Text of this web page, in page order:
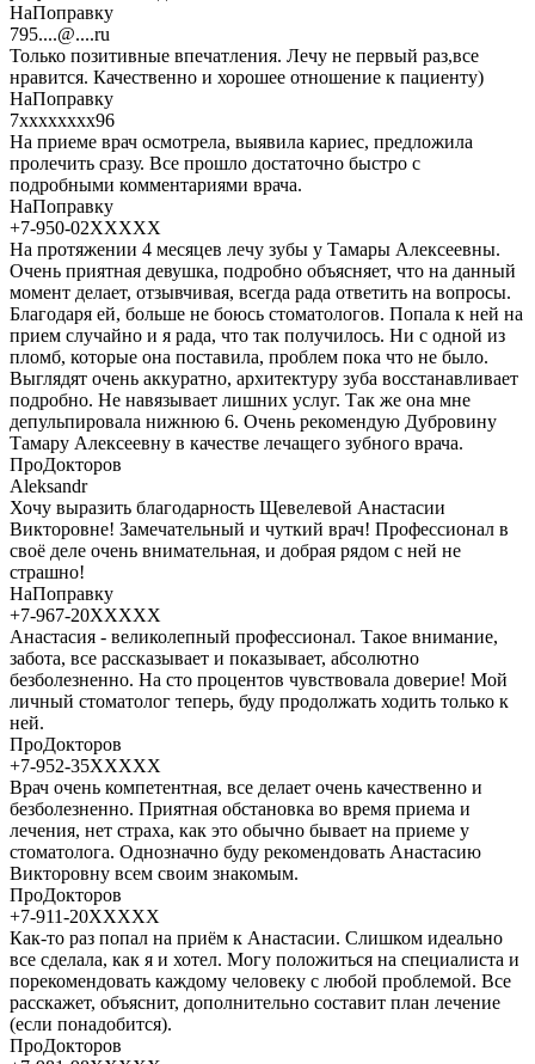
НаПоправку
795....@....ru
Только позитивные впечатления. Лечу не первый раз,все
нравится. Качественно и хорошее отношение к пациенту)
НаПоправку
7xxxxxxxx96
На приеме врач осмотрела, выявила кариес, предложила
пролечить сразу. Все прошло достаточно быстро с
подробными комментариями врача.
НаПоправку
+7-950-02XXXXX
На протяжении 4 месяцев лечу зубы у Тамары Алексеевны.
Очень приятная девушка, подробно объясняет, что на данный
момент делает, отзывчивая, всегда рада ответить на вопросы.
Благодаря ей, больше не боюсь стоматологов. Попала к ней на
прием случайно и я рада, что так получилось. Ни с одной из
пломб, которые она поставила, проблем пока что не было.
Выглядят очень аккуратно, архитектуру зуба восстанавливает
подробно. Не навязывает лишних услуг. Так же она мне
депульпировала нижнюю 6. Очень рекомендую Дубровину
Тамару Алексеевну в качестве лечащего зубного врача.
ПроДокторов
Aleksandr
Хочу выразить благодарность Щевелевой Анастасии
Викторовне! Замечательный и чуткий врач! Профессионал в
своё деле очень внимательная, и добрая рядом с ней не
страшно!
НаПоправку
+7-967-20XXXXX
Анастасия - великолепный профессионал. Такое внимание,
забота, все рассказывает и показывает, абсолютно
безболезненно. На сто процентов чувствовала доверие! Мой
личный стоматолог теперь, буду продолжать ходить только к
ней.
ПроДокторов
+7-952-35XXXXX
Врач очень компетентная, все делает очень качественно и
безболезненно. Приятная обстановка во время приема и
лечения, нет страха, как это обычно бывает на приеме у
стоматолога. Однозначно буду рекомендовать Анастасию
Викторовну всем своим знакомым.
ПроДокторов
+7-911-20XXXXX
Как-то раз попал на приём к Анастасии. Слишком идеально
все сделала, как я и хотел. Могу положиться на специалиста и
порекомендовать каждому человеку с любой проблемой. Все
расскажет, объяснит, дополнительно составит план лечение
(если понадобится).
ПроДокторов